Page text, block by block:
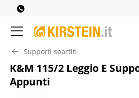
Supporti spartiti
K&M 115/2 Leggio E
Appunti